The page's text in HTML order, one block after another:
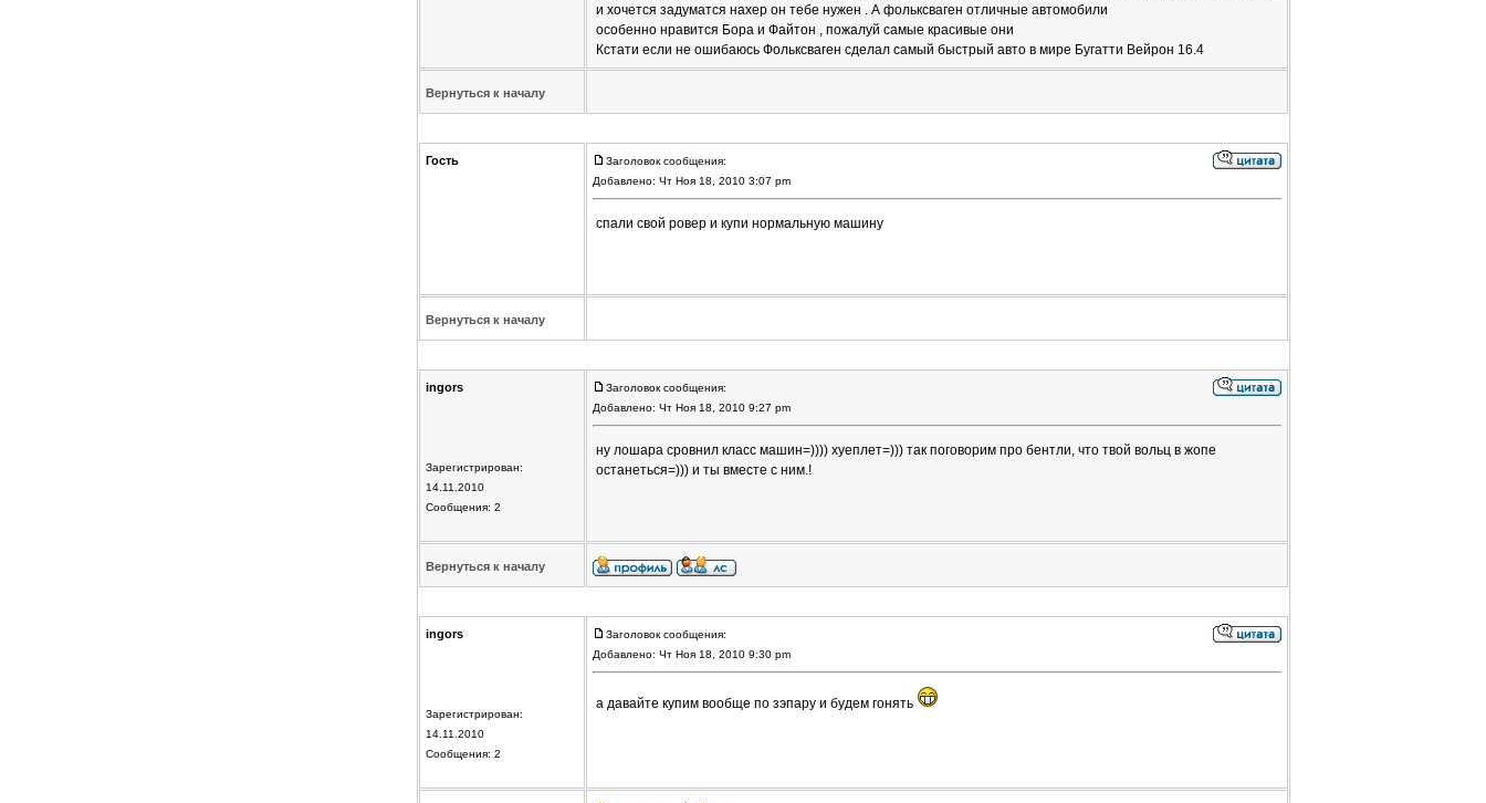
и хочется задуматся нахер он тебе нужен . А фольксваген отличные автомобили
особенно нравится Бора и Файтон , пожалуй самые красивые они
Кстати если не ошибаюсь Фольксваген сделал самый быстрый авто в мире Бугатти Вейрон 16.4
Вернуться к началу
Гость
Заголовок сообщения:
Добавлено: Чт Ноя 18, 2010 3:07 pm
спали свой ровер и купи нормальную машину
Вернуться к началу
ingors
Зарегистрирован:
14.11.2010
Сообщения: 2
Заголовок сообщения:
Добавлено: Чт Ноя 18, 2010 9:27 pm
ну лошара сровнил класс машин=)))) хуеплет=))) так поговорим про бентли, что твой вольц в жопе
останеться=))) и ты вместе с ним.!
Вернуться к началу
ingors
Зарегистрирован:
14.11.2010
Сообщения: 2
Заголовок сообщения:
Добавлено: Чт Ноя 18, 2010 9:30 pm
а давайте купим вообще по зэпару и будем гонять